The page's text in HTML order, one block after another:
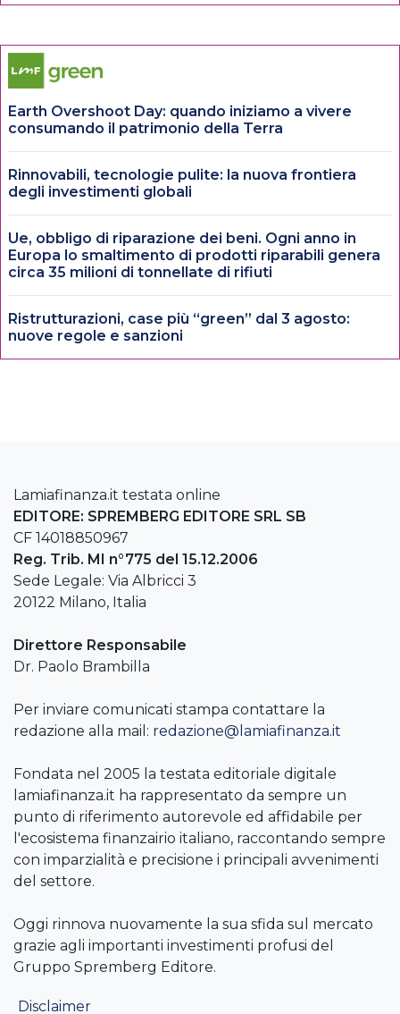
Earth Overshoot Day: quando iniziamo a vivere
consumando il patrimonio della Terra
Rinnovabili, tecnologie pulite: la nuova frontiera
degli investimenti globali
Ue, obbligo di riparazione dei beni. Ogni anno in
Europa lo smaltimento di prodotti riparabili genera
circa 35 milioni di tonnellate di rifiuti
Ristrutturazioni, case più “green” dal 3 agosto:
nuove regole e sanzioni
Lamiafinanza.it testata online
EDITORE: SPREMBERG EDITORE SRL SB
CF 14018850967
Reg. Trib. MI n°775 del 15.12.2006
Sede Legale: Via Albricci 3
20122 Milano, Italia
Direttore Responsabile
Dr. Paolo Brambilla
Per inviare comunicati stampa contattare la
redazione alla mail: redazione@lamiafinanza.it
Fondata nel 2005 la testata editoriale digitale
lamiafinanza.it ha rappresentato da sempre un
punto di riferimento autorevole ed affidabile per
l'ecosistema finanzairio italiano, raccontando sempre
con imparzialità e precisione i principali avvenimenti
del settore.
Oggi rinnova nuovamente la sua sfida sul mercato
grazie agli importanti investimenti profusi del
Gruppo Spremberg Editore.
Disclaimer